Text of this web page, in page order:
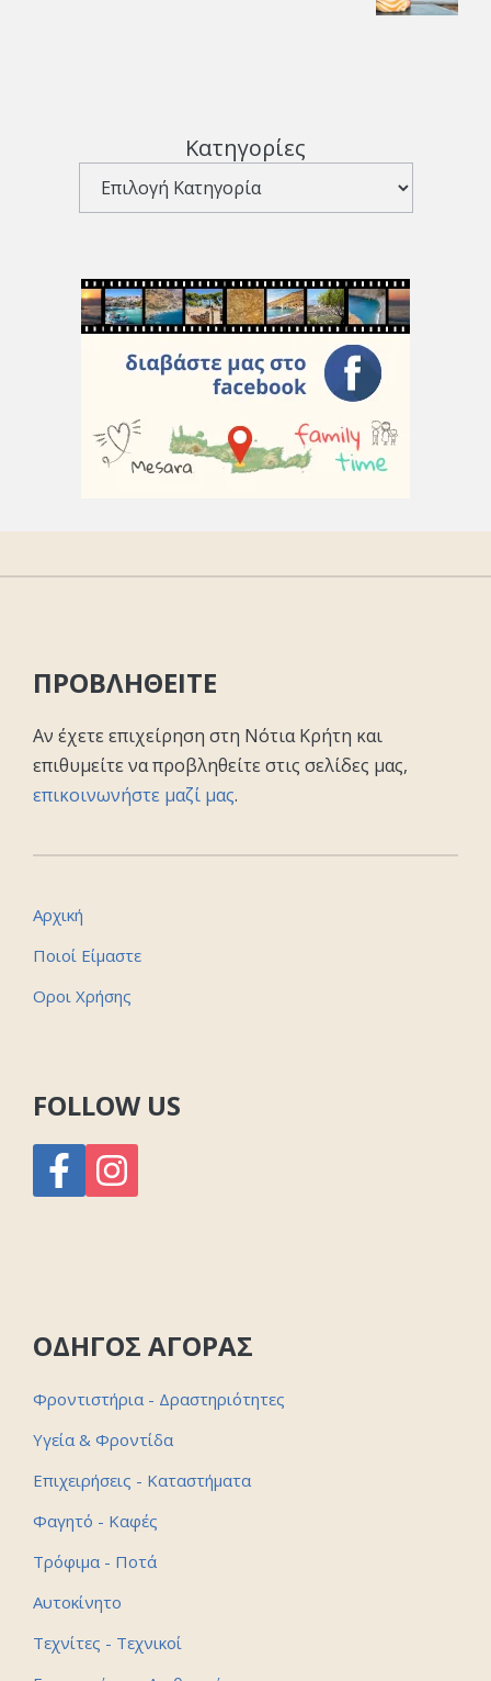
Κατηγορίες
ΠΡΟΒΛΗΘΕΙΤΕ
Αν έχετε επιχείρηση στη Νότια Κρήτη και
επιθυμείτε να προβληθείτε στις σελίδες μας,
επικοινωνήστε μαζί μας.
Αρχική
Ποιοί Είμαστε
Οροι Χρήσης
FOLLOW US
ΟΔΗΓΟΣ ΑΓΟΡΑΣ
Φροντιστήρια - Δραστηριότητες
Υγεία & Φροντίδα
Επιχειρήσεις - Καταστήματα
Φαγητό - Καφές
Τρόφιμα - Ποτά
Αυτοκίνητο
Τεχνίτες - Τεχνικοί